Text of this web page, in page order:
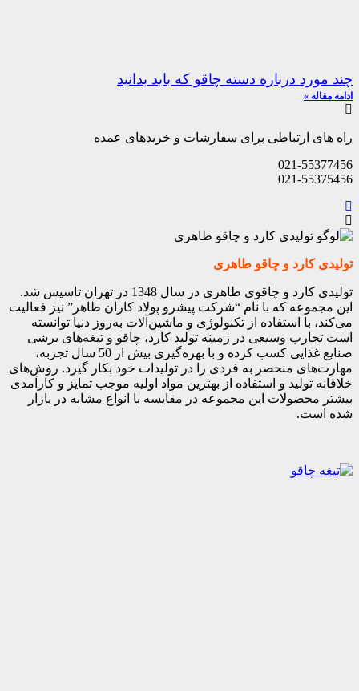
چند مورد درباره دسته چاقو که باید بدانید
ادامه مقاله »
راه های ارتباطی برای سفارشات و خریدهای عمده
021-55377456
021-55375456
تولیدی کارد و چاقو طاهری
تولیدی کارد و چاقوی طاهری در سال 1348 در تهران تاسیس شد.
این مجموعه که با نام “شرکت پیشرو پولاد کاران طاهر” نیز فعالیت
می‌کند، با استفاده از تکنولوژی و ماشین‌آلات به‌روز دنیا توانسته
است تجارب وسیعی در زمینه تولید کارد، چاقو و تیغه‌های برشی
صنایع غذایی کسب کرده و با بهره‌گیری بیش از 50 سال تجربه،
مهارت‌های منحصر به فردی را در تولیدات خود بکار گیرد. روش‌های
خلاقانه تولید و استفاده از بهترین مواد اولیه موجب تمایز و کارآمدی
بیشتر محصولات این مجموعه در مقایسه با انواع مشابه در بازار
شده است.